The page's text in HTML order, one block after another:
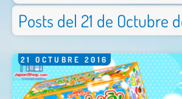
Posts del 21 de Octubre
21 OCTUBRE 2016